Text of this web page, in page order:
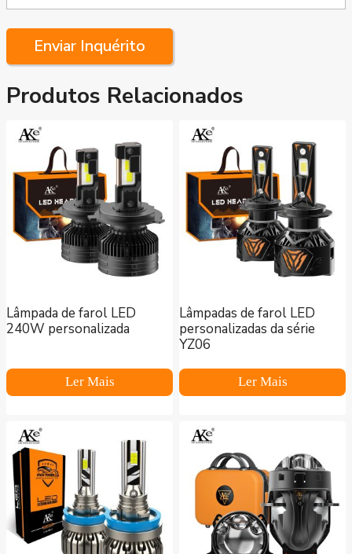
Enviar Inquérito
Produtos Relacionados
Lâmpada de farol LED
240W personalizada
Ler Mais
Lâmpadas de farol LED
personalizadas da série
YZ06
Ler Mais